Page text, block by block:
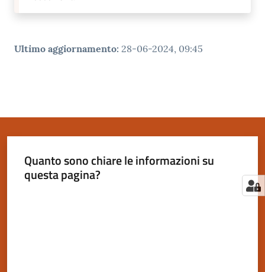
Ultimo aggiornamento: 28-06-2024, 09:45
Quanto sono chiare le informazioni su
questa pagina?